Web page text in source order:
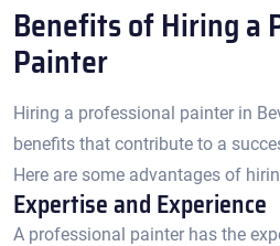
Benefits of Hiring a
Painter
Hiring a professional painter in
benefits that contribute to a
Here are some advantages of
Expertise and Experience
A professional painter has the